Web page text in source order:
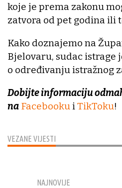
VEZANE VIJESTI
koje je prema zakonu
zatvora od pet godina ili
Kako doznajemo na
Bjelovaru, sudac istrage
o određivanju istražnog
Dobijte informaciju
na FacebookuiTikToku!
NAJNOVIJE